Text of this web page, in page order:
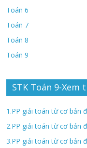
Toán 6
Toán 7
Toán 8
Toán 9
STK Toán 9-Xem
1.PP giải toán từ cơ bản
2.PP giải toán từ cơ bản
3.PP giải toán từ cơ bản